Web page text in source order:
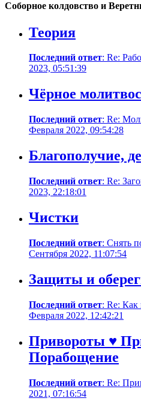
Соборное колдовство и
Теория
Последний ответ: Re:
2023, 05:51:39
Чёрное
Последний ответ: Re:
Февраля 2022, 09:54:28
Благополучие,
Последний ответ: Re:
2023, 22:18:01
Чистки
Последний ответ: Снять
Сентября 2022, 11:07:54
Защиты и
Последний ответ: Re: Как
Февраля 2022, 12:42:21
Привороты ♥
Порабощение
Последний ответ: Re:
2021, 07:16:54